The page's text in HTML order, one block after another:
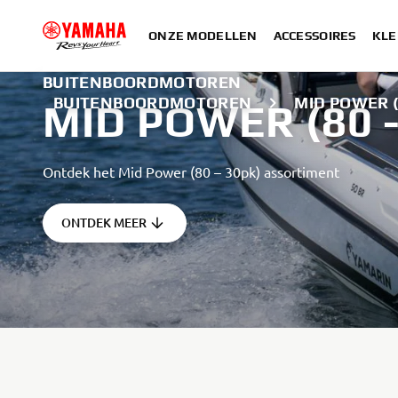
ONZE MODELLEN ACCESSOIRES
BUITENBOORDMOTOREN MID POWER
BUITENBOORDMOTOREN
MID POWER (80
Ontdek het Mid Power (80 – 30pk) assortiment
ONTDEK MEER